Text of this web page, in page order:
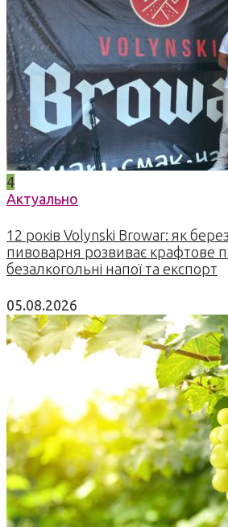
4
Актуально
12 років Volynski Browar: як
пивоварня розвиває крафтове
безалкогольні напої та експорт
05.08.2026